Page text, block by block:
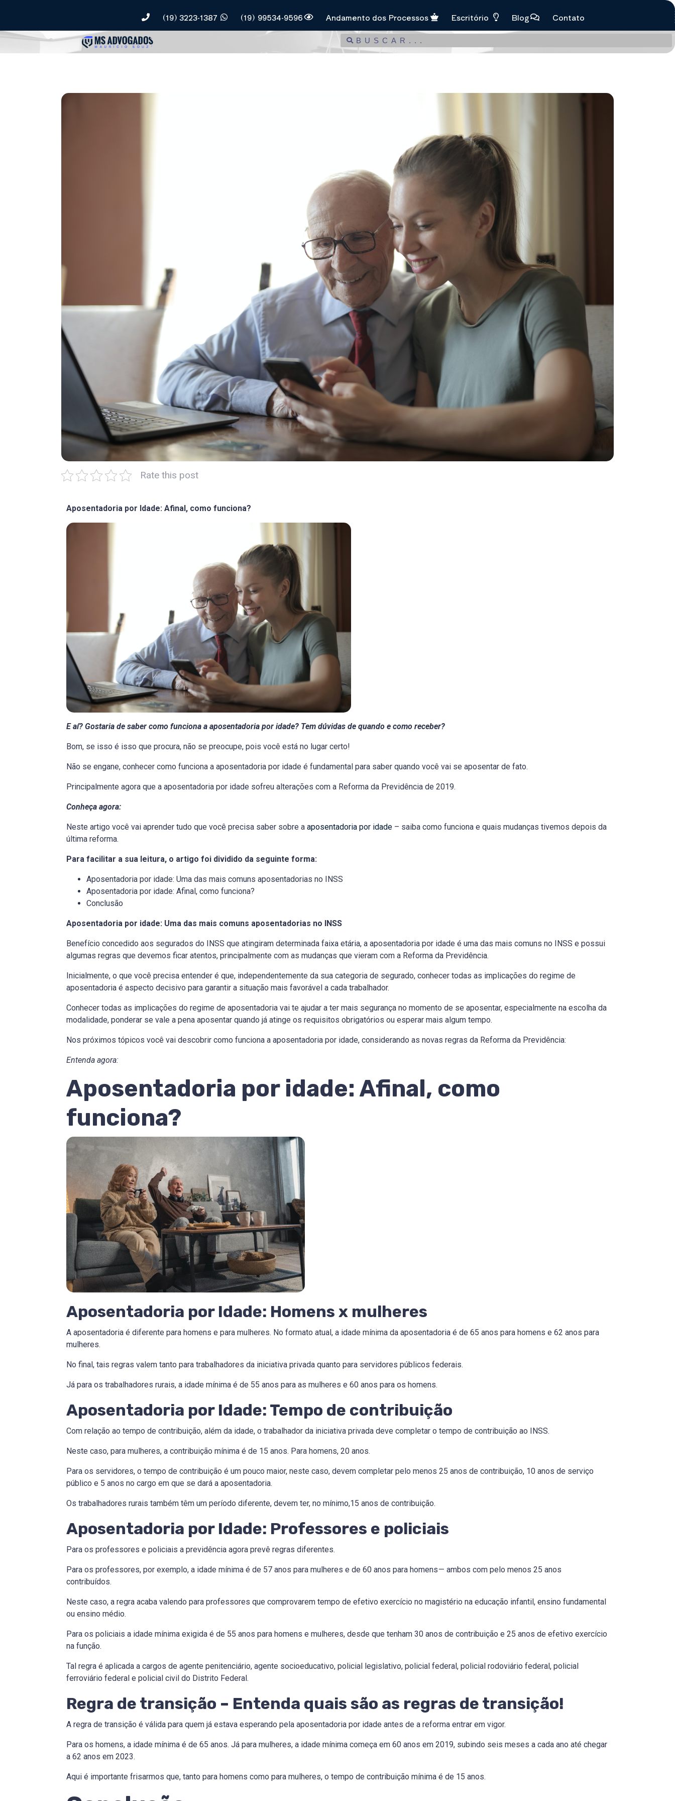
(19) 3223-1387 (19) 99534-9596 Andamento dos Processos Escritório Blog Contato
Rate this post
Aposentadoria por Idade: Afinal, como funciona?
E aí? Gostaria de saber como funciona a aposentadoria por idade? Tem dúvidas de quando e como receber?
Bom, se isso é isso que procura, não se preocupe, pois você está no lugar certo!
Não se engane, conhecer como funciona a aposentadoria por idade é fundamental para saber quando você vai se aposentar de fato.
Principalmente agora que a aposentadoria por idade sofreu alterações com a Reforma da Previdência de 2019.
Conheça agora:
Neste artigo você vai aprender tudo que você precisa saber sobre a aposentadoria por idade – saiba como funciona e quais mudanças tivemos depois da
última reforma.
Para facilitar a sua leitura, o artigo foi dividido da seguinte forma:
Aposentadoria por idade: Uma das mais comuns aposentadorias no INSS
Aposentadoria por idade: Afinal, como funciona?
Conclusão
Aposentadoria por idade: Uma das mais comuns aposentadorias no INSS
Benefício concedido aos segurados do INSS que atingiram determinada faixa etária, a aposentadoria por idade é uma das mais comuns no INSS e possui
algumas regras que devemos ficar atentos, principalmente com as mudanças que vieram com a Reforma da Previdência.
Inicialmente, o que você precisa entender é que, independentemente da sua categoria de segurado, conhecer todas as implicações do regime de
aposentadoria é aspecto decisivo para garantir a situação mais favorável a cada trabalhador.
Conhecer todas as implicações do regime de aposentadoria vai te ajudar a ter mais segurança no momento de se aposentar, especialmente na escolha da
modalidade, ponderar se vale a pena aposentar quando já atinge os requisitos obrigatórios ou esperar mais algum tempo.
Nos próximos tópicos você vai descobrir como funciona a aposentadoria por idade, considerando as novas regras da Reforma da Previdência:
Entenda agora:
Aposentadoria por idade: Afinal, como
funciona?
Aposentadoria por Idade: Homens x mulheres
A aposentadoria é diferente para homens e para mulheres. No formato atual, a idade mínima da aposentadoria é de 65 anos para homens e 62 anos para
mulheres.
No final, tais regras valem tanto para trabalhadores da iniciativa privada quanto para servidores públicos federais.
Já para os trabalhadores rurais, a idade mínima é de 55 anos para as mulheres e 60 anos para os homens.
Aposentadoria por Idade: Tempo de contribuição
Com relação ao tempo de contribuição, além da idade, o trabalhador da iniciativa privada deve completar o tempo de contribuição ao INSS.
Neste caso, para mulheres, a contribuição mínima é de 15 anos. Para homens, 20 anos.
Para os servidores, o tempo de contribuição é um pouco maior, neste caso, devem completar pelo menos 25 anos de contribuição, 10 anos de serviço
público e 5 anos no cargo em que se dará a aposentadoria.
Os trabalhadores rurais também têm um período diferente, devem ter, no mínimo,15 anos de contribuição.
Aposentadoria por Idade: Professores e policiais
Para os professores e policiais a previdência agora prevê regras diferentes.
Para os professores, por exemplo, a idade mínima é de 57 anos para mulheres e de 60 anos para homens — ambos com pelo menos 25 anos
contribuídos.
Neste caso, a regra acaba valendo para professores que comprovarem tempo de efetivo exercício no magistério na educação infantil, ensino fundamental
ou ensino médio.
Para os policiais a idade mínima exigida é de 55 anos para homens e mulheres, desde que tenham 30 anos de contribuição e 25 anos de efetivo exercício
na função.
Tal regra é aplicada a cargos de agente penitenciário, agente socioeducativo, policial legislativo, policial federal, policial rodoviário federal, policial
ferroviário federal e policial civil do Distrito Federal.
Regra de transição – Entenda quais são as regras de transição!
A regra de transição é válida para quem já estava esperando pela aposentadoria por idade antes de a reforma entrar em vigor.
Para os homens, a idade mínima é de 65 anos. Já para mulheres, a idade mínima começa em 60 anos em 2019, subindo seis meses a cada ano até chegar
a 62 anos em 2023.
Aqui é importante frisarmos que, tanto para homens como para mulheres, o tempo de contribuição mínima é de 15 anos.